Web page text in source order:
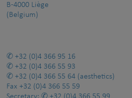
B-4000 Liège
(Belgium)
+32 (0)4 366 95 16
+32 (0)4 366 55 93
+32 (0)4 366 55 64 (aesthetics)
Fax +32 (0)4 366 55 59